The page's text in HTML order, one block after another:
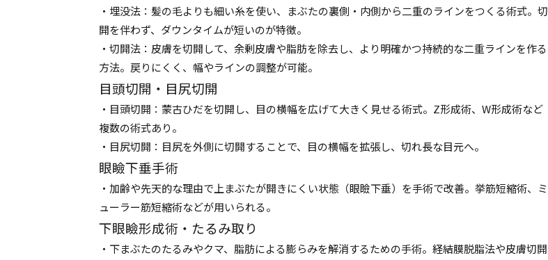
・埋没法：髪の毛よりも細い糸を使い、まぶたの裏側・内側から二重のラインをつくる術式。切
開を伴わず、ダウンタイムが短いのが特徴。
・切開法：皮膚を切開して、余剰皮膚や脂肪を除去し、より明確かつ持続的な二重ラインを作る
方法。戻りにくく、幅やラインの調整が可能。
目頭切開・目尻切開
・目頭切開：蒙古ひだを切開し、目の横幅を広げて大きく見せる術式。Z形成術、W形成術など
複数の術式あり。
・目尻切開：目尻を外側に切開することで、目の横幅を拡張し、切れ長な目元へ。
眼瞼下垂手術
・加齢や先天的な理由で上まぶたが開きにくい状態（眼瞼下垂）を手術で改善。挙筋短縮術、ミ
ューラー筋短縮術などが用いられる。
下眼瞼形成術・たるみ取り
・下まぶたのたるみやクマ、脂肪による膨らみを解消するための手術。経結膜脱脂法や皮膚切開